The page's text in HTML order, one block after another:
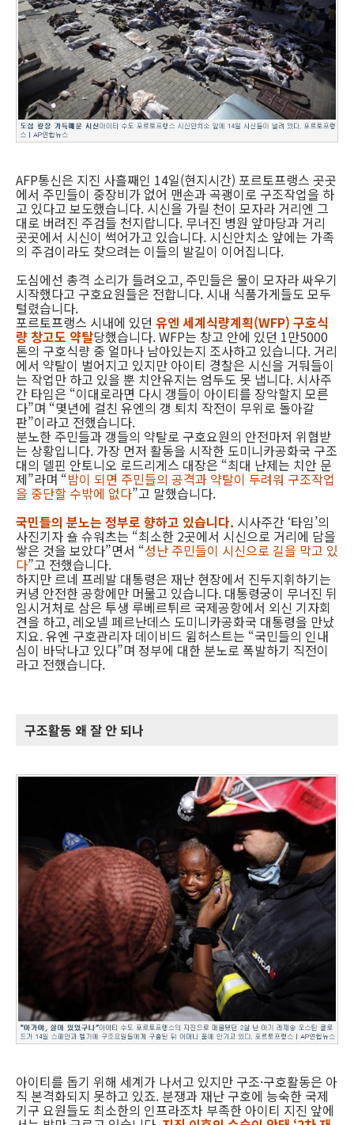
AFP통신은 지진 사흘째인 14일(현지시간) 포르토프랭스 곳곳
에서 주민들이 중장비가 없어 맨손과 곡괭이로 구조작업을 하
고 있다고 보도했습니다. 시신을 가릴 천이 모자라 거리엔 그
대로 버려진 주검들 천지랍니다. 무너진 병원 앞마당과 거리
곳곳에서 시신이 썩어가고 있습니다. 시신안치소 앞에는 가족
의 주검이라도 찾으려는 이들의 발길이 이어집니다.
도심에선 총격 소리가 들려오고, 주민들은 물이 모자라 싸우기
시작했다고 구호요원들은 전합니다. 시내 식품가게들도 모두
털렸습니다.
포르토프랭스 시내에 있던 유엔 세계식량계획(WFP) 구호식
량 창고도 약탈당했습니다. WFP는 창고 안에 있던 1만5000
톤의 구호식량 중 얼마나 남아있는지 조사하고 있습니다. 거리
에서 약탈이 벌어지고 있지만 아이티 경찰은 시신을 거둬들이
는 작업만 하고 있을 뿐 치안유지는 엄두도 못 냅니다. 시사주
간 타임은 “이대로라면 다시 갱들이 아이티를 장악할지 모른
다”며 “몇년에 걸친 유엔의 갱 퇴치 작전이 무위로 돌아갈
판”이라고 전했습니다.
분노한 주민들과 갱들의 약탈로 구호요원의 안전마저 위협받
는 상황입니다. 가장 먼저 활동을 시작한 도미니카공화국 구조
대의 델핀 안토니오 로드리게스 대장은 “최대 난제는 치안 문
제”라며 “밤이 되면 주민들의 공격과 약탈이 두려워 구조작업
을 중단할 수밖에 없다”고 말했습니다.
국민들의 분노는 정부로 향하고 있습니다. 시사주간 ‘타임’의
사진기자 숄 슈워츠는 “최소한 2곳에서 시신으로 거리에 담을
쌓은 것을 보았다”면서 “성난 주민들이 시신으로 길을 막고 있
다”고 전했습니다.
하지만 르네 프레발 대통령은 재난 현장에서 진두지휘하기는
커녕 안전한 공항에만 머물고 있습니다. 대통령궁이 무너진 뒤
임시거처로 삼은 투생 루베르튀르 국제공항에서 외신 기자회
견을 하고, 레오넬 페르난데스 도미니카공화국 대통령을 만났
지요. 유엔 구호관리자 데이비드 윔허스트는 “국민들의 인내
심이 바닥나고 있다”며 정부에 대한 분노로 폭발하기 직전이
라고 전했습니다.
구조활동 왜 잘 안 되나
아이티를 돕기 위해 세계가 나서고 있지만 구조·구호활동은 아
직 본격화되지 못하고 있죠. 분쟁과 재난 구호에 능숙한 국제
기구 요원들도 최소한의 인프라조차 부족한 아이티 지진 앞에